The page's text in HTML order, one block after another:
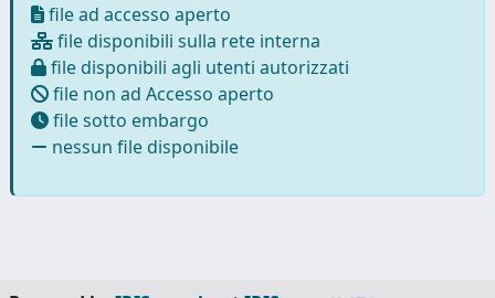
file ad accesso aperto
file disponibili sulla rete interna
file disponibili agli utenti autorizzati
file non ad Accesso aperto
file sotto embargo
nessun file disponibile